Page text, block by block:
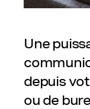
Une
depuis
ou de